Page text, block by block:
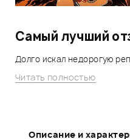
Самый лучший
Долго искал недорогую
Читать полностью
Описание и